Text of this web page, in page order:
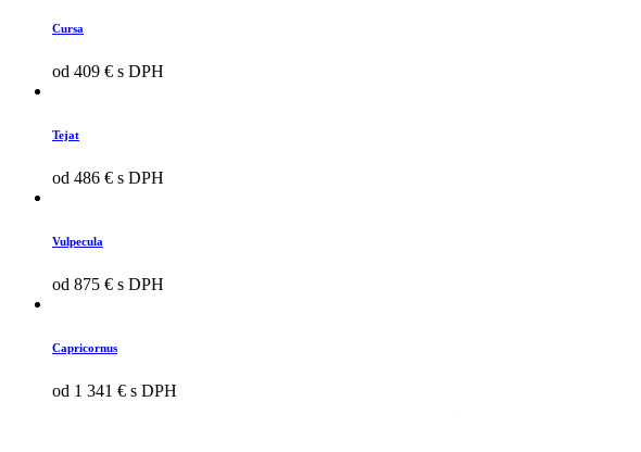
Cursa
od 409 € s DPH
Tejat
od 486 € s DPH
Vulpecula
od 875 € s DPH
Capricornus
od 1 341 € s DPH